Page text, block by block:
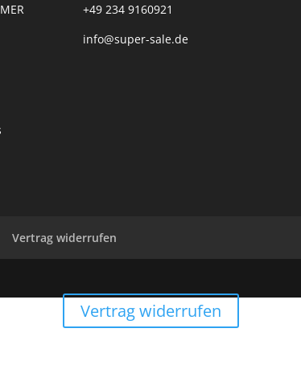
+49 234 9160921
info@super-sale.de
Vertrag widerrufen
Vertrag widerrufen